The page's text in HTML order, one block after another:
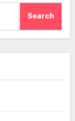
Search